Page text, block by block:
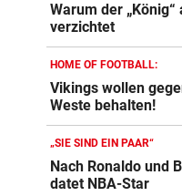
Warum der
verzichtet
HOME OF FOOTBALL:
Vikings wollen
Weste behalten!
„SIE SIND EIN PAAR“
Nach Ronaldo und
datet NBA-Star
Action-Cam
ZUM VERGLEICH
Crosstrainer
E-Bike Vergleich
ZUM VERGLEICH